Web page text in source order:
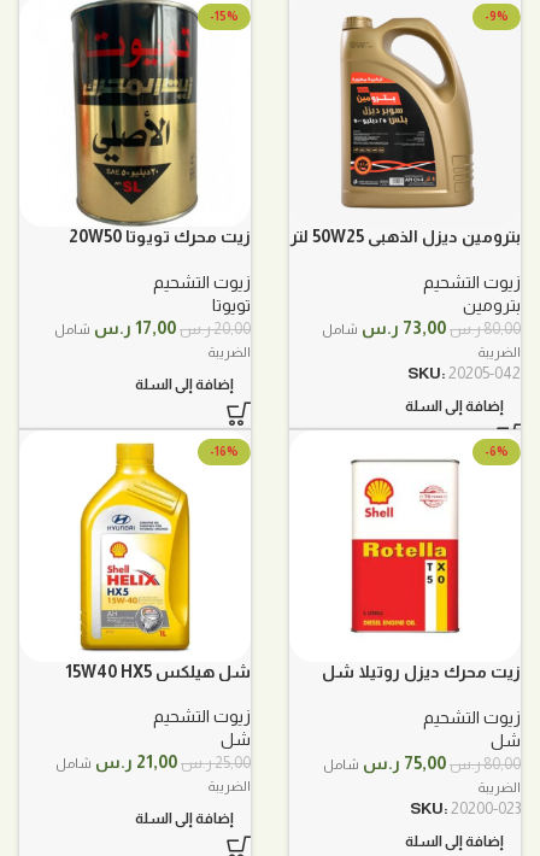
-9%
بترومين ديزل الذهبي 50W25 لتر
زيوت التشحيم
بترومين
80,00ر.س السعر
هو:
73,00 ر.س السعر
شامل
الضريبة
SKU: 20205-042
إضافة إلى السلة
-15%
زيت محرك تويوتا 20W50
زيوت التشحيم
تويوتا
20,00ر.س السعر
20,00 ر.س.
17,00 ر.س السعر
شامل
الضريبة
إضافة إلى السلة
-6%
زيت محرك ديزل روتيلا شل
زيوت التشحيم
شل
80,00ر.س السعر
هو:
75,00 ر.س السعر
شامل
الضريبة
SKU: 20200-023
إضافة إلى السلة
-16%
شل هيلكس 15W40 HX5
زيوت التشحيم
شل
25,00ر.س السعر
25,00 ر.س.
21,00 ر.س السعر
شامل
الضريبة
إضافة إلى السلة